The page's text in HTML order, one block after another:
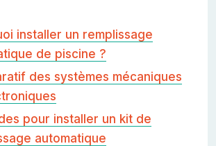
installer un remplissage
de piscine ?
des systèmes mécaniques
pour installer un kit de
automatique